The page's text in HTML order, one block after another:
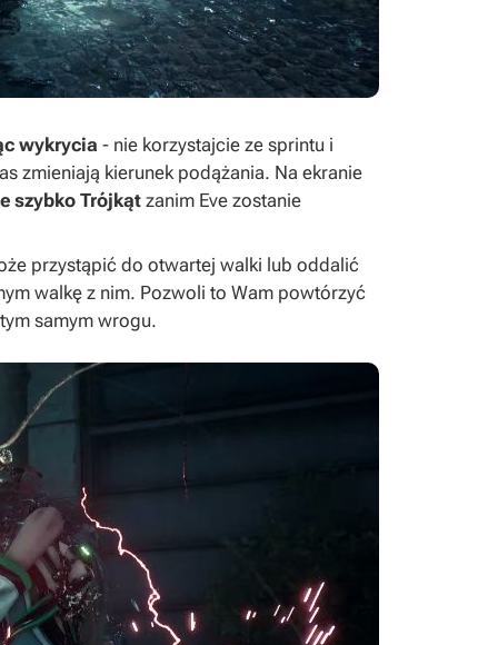
wykrycia - nie korzystajcie ze sprintu i
zmieniają kierunek podążania. Na ekranie
szybko Trójkąt zanim Eve zostanie
przystąpić do otwartej walki lub oddalić
walkę z nim. Pozwoli to Wam powtórzyć
samym wrogu.